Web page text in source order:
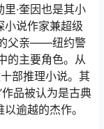
·奎因也是其小
小说作家兼超级
的父亲——纽约警
的主要角色。从
部推理小说。其
作品被认为是古典
逾越的杰作。